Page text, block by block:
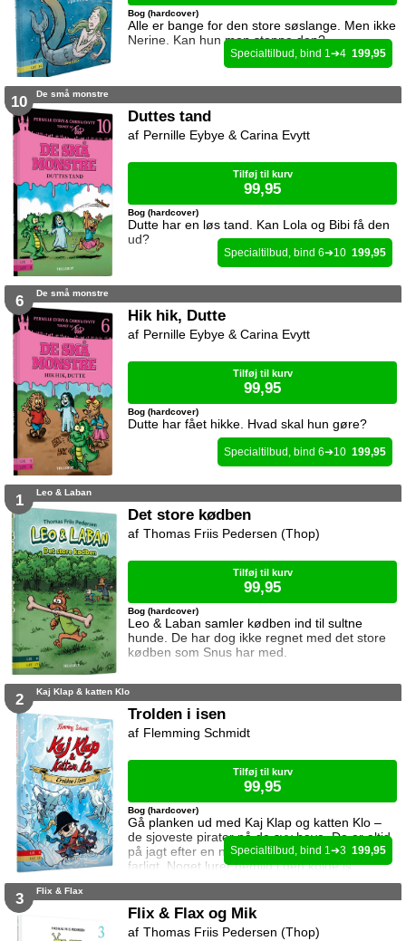
Alle er bange for den store søslange. Men ikke
Nerine. Kan hun mon stoppe den?
Bog (hardcover)
1 4 199,95
10 De små monstre
Duttes tand
Dutte har en løs tand. Kan Lola og Bibi få den
ud?
Bog (hardcover)
Pernille Eybye & Carina Evytt
Tilføj til kurv
99,95
6 10 199,95
6 De små monstre
Hik hik, Dutte
Dutte har fået hikke. Hvad skal hun gøre?
Bog (hardcover)
Pernille Eybye & Carina Evytt
Tilføj til kurv
99,95
6 10 199,95
1 Leo & Laban
Det store kødben
Leo & Laban samler kødben ind til sultne
hunde. De har dog ikke regnet med det store
kødben som Snus har med.
Bog (hardcover)
Thomas Friis Pedersen (Thop)
Tilføj til kurv
99,95
2 Kaj Klap & katten Klo
Trolden i isen
Gå planken ud med Kaj Klap og katten Klo –
de sjoveste pirater på de syv have. De er altid
på jagt efter en ny skat, men det kan være
farligt. Noget lurer nemlig i den kolde is.
Bog (hardcover)
Flemming Schmidt
Tilføj til kurv
99,95
1 3 199,95
3 Flix & Flax
Flix & Flax og Mik
Thomas Friis Pedersen (Thop)